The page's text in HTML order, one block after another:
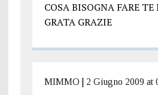
COSA BISOGNA FARE TE
GRATA GRAZIE
MIMMO 2 Giugno 2009 at